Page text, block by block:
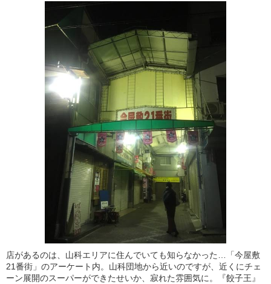
店があるのは、山科エリアに住んでいても知らなかった…「今屋敷
21番街」のアーケート内。山科団地から近いのですが、近くにチェ
ーン展開のスーパーができたせいか、寂れた雰囲気に。『餃子王』